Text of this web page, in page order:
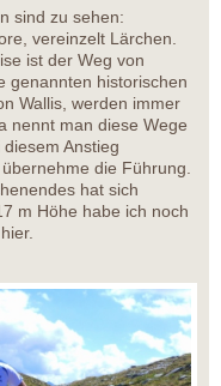
sind zu sehen:
vereinzelt Lärchen.
ist der Weg von
genannten historischen
Wallis, werden immer
nennt man diese Wege
Anstieg
die Führung.
hat sich
m Höhe habe ich noch